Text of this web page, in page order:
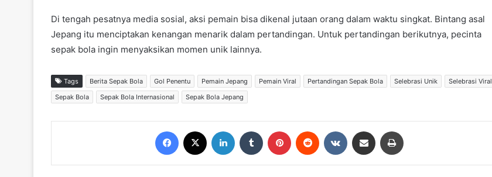
Di tengah pesatnya media sosial, aksi pemain bisa dikenal jutaan orang dalam waktu singkat. Bintang asal
Jepang itu menciptakan kenangan menarik dalam pertandingan. Untuk pertandingan berikutnya, pecinta
sepak bola ingin menyaksikan momen unik lainnya.
Tags Berita Sepak Bola Gol Penentu Pemain Jepang Pemain Viral Pertandingan Sepak Bola Selebrasi Unik
Selebrasi Viral
Sepak Bola
Sepak Bola Internasional Sepak Bola Jepang